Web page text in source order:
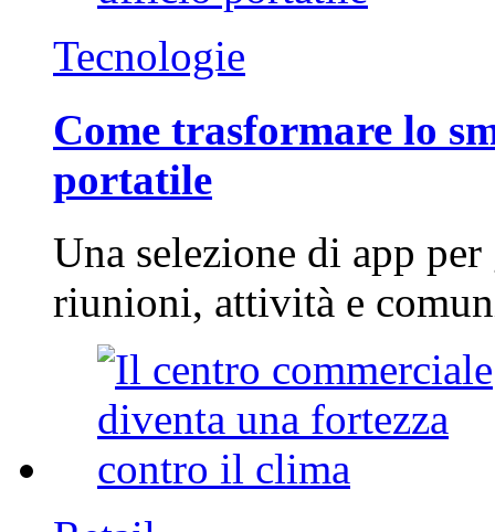
Tecnologie
Come trasformare lo
portatile
Una selezione di app
riunioni, attività e